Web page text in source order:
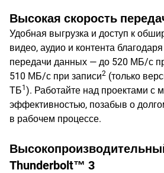
Высокая скорость
Удобная выгрузка и доступ к
видео, аудио и контента
передачи данных — до 520 МБ/с
510 МБ/с при записи2 (только
ТБ1 ). Работайте над проектами с
эффективностью, позабыв о
в рабочем процессе.
Thunderbolt™ 3